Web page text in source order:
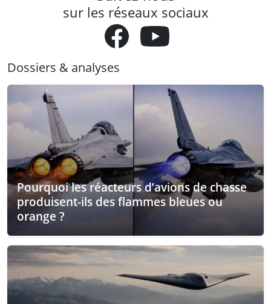
sur les réseaux sociaux
Dossiers & analyses
Pourquoi les réacteurs d’avions de chasse
produisent-ils des flammes bleues ou
orange ?